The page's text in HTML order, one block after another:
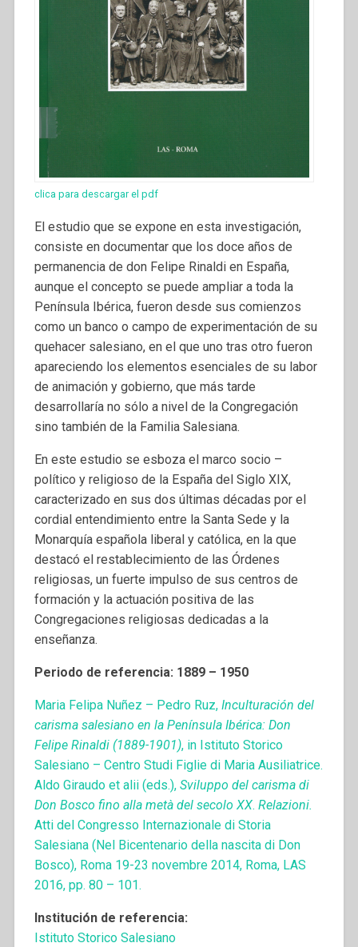
clica para descargar el pdf
El estudio que se expone en esta investigación,
consiste en documentar que los doce años de
permanencia de don Felipe Rinaldi en España,
aunque el concepto se puede ampliar a toda la
Península Ibérica, fueron desde sus comienzos
como un banco o campo de experimentación de su
quehacer salesiano, en el que uno tras otro fueron
apareciendo los elementos esenciales de su labor
de animación y gobierno, que más tarde
desarrollaría no sólo a nivel de la Congregación
sino también de la Familia Salesiana.
En este estudio se esboza el marco socio –
político y religioso de la España del Siglo XIX,
caracterizado en sus dos últimas décadas por el
cordial entendimiento entre la Santa Sede y la
Monarquía española liberal y católica, en la que
destacó el restablecimiento de las Órdenes
religiosas, un fuerte impulso de sus centros de
formación y la actuación positiva de las
Congregaciones religiosas dedicadas a la
enseñanza.
Periodo de referencia: 1889 – 1950
Maria Felipa Nuñez – Pedro Ruz, Inculturación del
carisma salesiano en la Península Ibérica: Don
Felipe Rinaldi (1889-1901), in Istituto Storico
Salesiano – Centro Studi Figlie di Maria Ausiliatrice.
Aldo Giraudo et alii (eds.), Sviluppo del carisma di
Don Bosco fino alla metà del secolo XX. Relazioni.
Atti del Congresso Internazionale di Storia
Salesiana (Nel Bicentenario della nascita di Don
Bosco), Roma 19-23 novembre 2014, Roma, LAS
2016, pp. 80 – 101.
Institución de referencia:
Istituto Storico Salesiano